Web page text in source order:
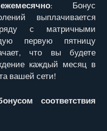
: Бонус
выплачивается
с матричными
первую пятницу
что вы будете
каждый месяц в
вашей сети!
соответствия